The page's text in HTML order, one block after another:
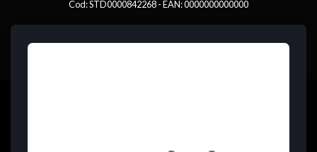
Cod: STD0000842268 - EAN: 0000000000000